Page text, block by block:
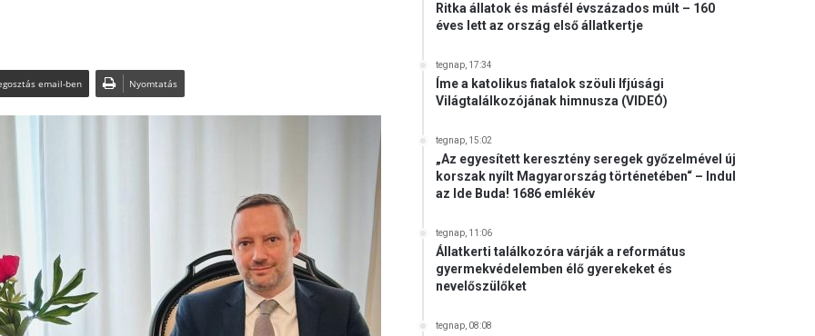
email-ben Nyomtatás
Ritka állatok és másfél évszázados múlt – 160
éves lett az ország első állatkertje
tegnap, 17:34
Íme a katolikus fiatalok szöuli Ifjúsági
Világtalálkozójának himnusza (VIDEÓ)
tegnap, 15:02
„Az egyesített keresztény seregek győzelmével új
korszak nyílt Magyarország történetében“ – Indul
az Ide Buda! 1686 emlékév
tegnap, 11:06
Állatkerti találkozóra várják a református
gyermekvédelemben élő gyerekeket és
nevelőszülőket
tegnap, 08:08